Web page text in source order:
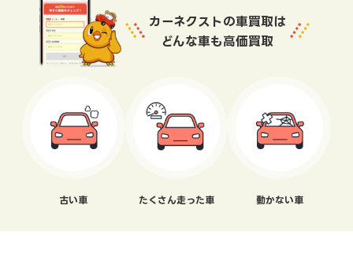
カーネクストの車買取は
どんな車も高価買取
古い車 たくさん走った車 動かない車